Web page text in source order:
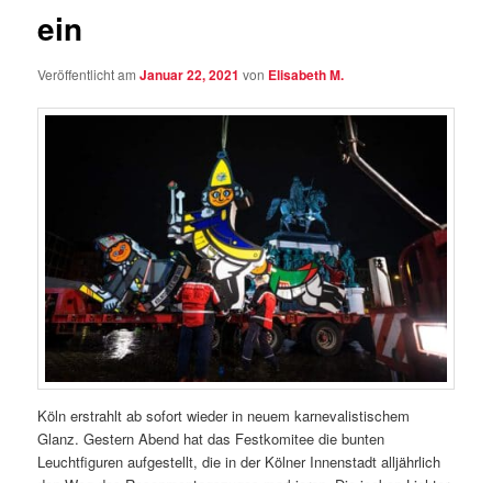
ein
Veröffentlicht amJanuar 22, 2021 von Elisabeth M.
Köln erstrahlt ab sofort wieder in neuem karnevalistischem
Glanz. Gestern Abend hat das Festkomitee die bunten
Leuchtfiguren aufgestellt, die in der Kölner Innenstadt alljährlich